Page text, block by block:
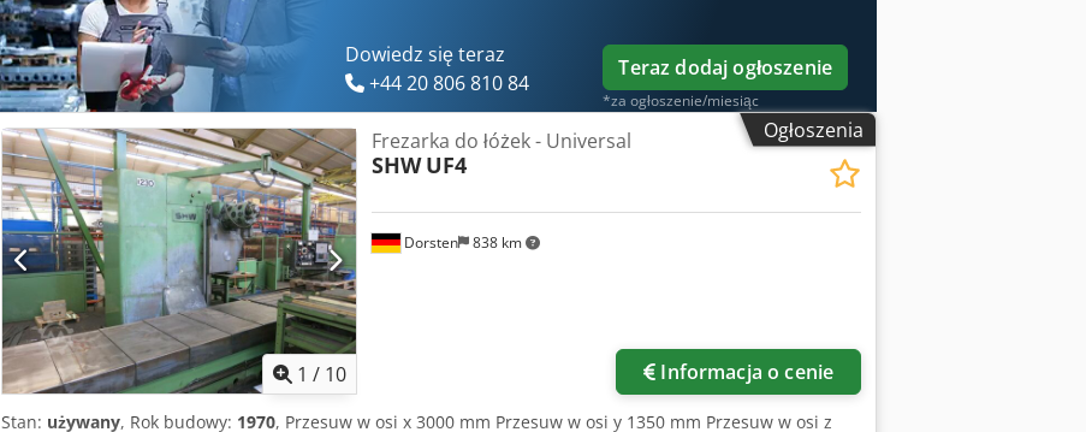
Dowiedz się teraz
+44 20 806 810 84
Teraz dodaj ogłoszenie
*za ogłoszenie/miesiąc
Ogłoszenia
1 / 10
Dorsten 838 km
Frezarka do łóżek - Universal
SHW UF4
Informacja o cenie
Stan: używany, Rok budowy: 1970, Przesuw w osi x 3000 mm Przesuw w osi y 1350 mm Przesuw w osi z